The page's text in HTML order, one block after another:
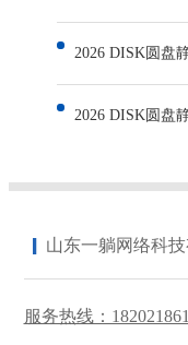
2026 DISK圆盘
山东一躺网络科
服务热线：